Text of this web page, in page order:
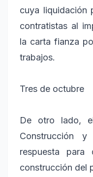
cuya liquidación
contratistas al
la carta fianza
trabajos.
Tres de octubre
De otro lado,
Construcción y
respuesta
construcción del